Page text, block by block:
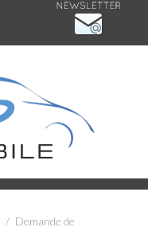
/ Demande de